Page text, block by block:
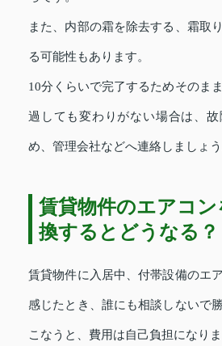
また、内部の霜を除去する、霜取
る可能性もあります。
10分くらいで完了するためそのま
過しても変わりがない場合は、
め、管理会社などへ連絡しましょう
賃貸物件のエアコ
換するとどうなる？
賃貸物件に入居中、付帯設備のエ
感じたとき、誰にも相談しないで
こなうと、費用は自己負担になりま